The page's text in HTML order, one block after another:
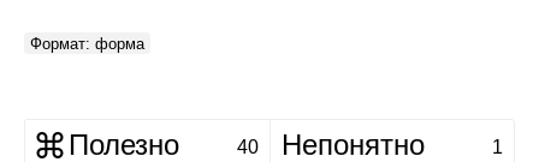
Формат: форма
Полезно 40 Непонятно 1